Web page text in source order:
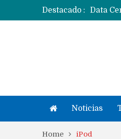
Destacado :
Noticias
Home iPod